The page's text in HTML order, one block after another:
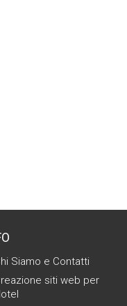
Siamo e Contatti
siti web per